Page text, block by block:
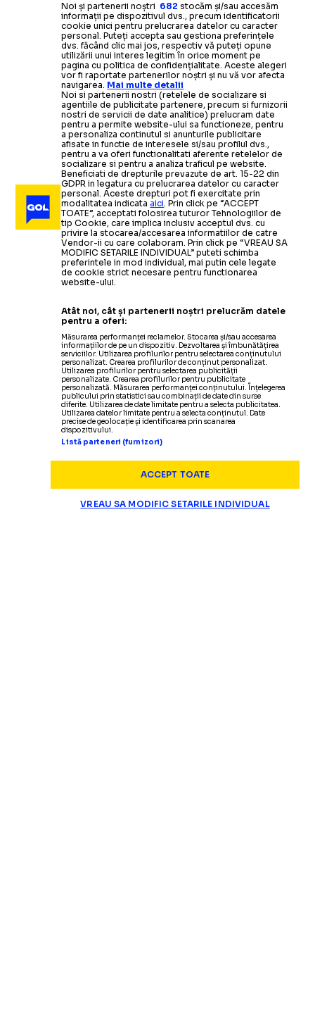
Noi și partenerii noștri 682 stocăm și/sau accesăm
informații pe dispozitivul dvs., precum identificatorii
cookie unici pentru prelucrarea datelor cu caracter
personal. Puteți accepta sau gestiona preferințele
dvs. făcând clic mai jos, respectiv vă puteți opune
utilizării unui interes legitim în orice moment pe
pagina cu politica de confidențialitate. Aceste alegeri
vor fi raportate partenerilor noștri și nu vă vor afecta
navigarea. Mai multe detalii
Noi si partenerii nostri (retelele de socializare si
agentiile de publicitate partenere, precum si furnizorii
nostri de servicii de date analitice) prelucram date
pentru a permite website-ului sa functioneze, pentru
a personaliza continutul si anunturile publicitare
afisate in functie de interesele si/sau profilul dvs.,
pentru a va oferi functionalitati aferente retelelor de
socializare si pentru a analiza traficul pe website.
Beneficiati de drepturile prevazute de art. 15-22 din
GDPR in legatura cu prelucrarea datelor cu caracter
personal. Aceste drepturi pot fi exercitate prin
modalitatea indicataaici. Prin click pe “ACCEPT
TOATE”, acceptati folosirea tuturor Tehnologiilor de
tip Cookie, care implica inclusiv acceptul dvs. cu
privire la stocarea/accesarea informatiilor de catre
Vendor-ii cu care colaboram. Prin click pe “VREAU SA
MODIFIC SETARILE INDIVIDUAL” puteti schimba
preferintele in mod individual, mai putin cele legate
de cookie strict necesare pentru functionarea
website-ului.
Atât noi, cât și partenerii noștri prelucrăm datele
pentru a oferi:
Măsurarea performanței reclamelor. Stocarea și/sau accesarea
informațiilor de pe un dispozitiv. Dezvoltarea și îmbunătățirea
serviciilor. Utilizarea profilurilor pentru selectarea conținutului
personalizat. Crearea profilurilor de conținut personalizat.
Utilizarea profilurilor pentru selectarea publicității
personalizate. Crearea profilurilor pentru publicitate
personalizată. Măsurarea performanței conținutului. Înțelegerea
publicului prin statistici sau combinații de date din surse
diferite. Utilizarea de date limitate pentru a selecta publicitatea.
Utilizarea datelor limitate pentru a selecta conținutul. Date
precise de geolocație și identificarea prin scanarea
dispozitivului.
Listă parteneri (furnizori)
ACCEPT TOATE
VREAU SA MODIFIC SETARILE INDIVIDUAL